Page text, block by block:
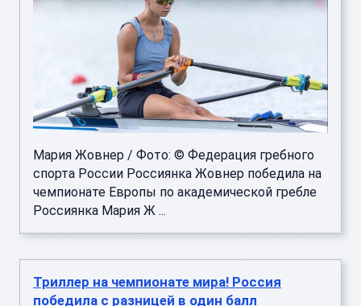
Мария Жовнер / Фото: © Федерация гребного
спорта России Россиянка Жовнер победила на
чемпионате Европы по академической гребле
Россиянка Мария Ж ...
Триллер на чемпионате мира! Россия
победила с разницей в один балл